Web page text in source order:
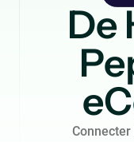
De
Connecter